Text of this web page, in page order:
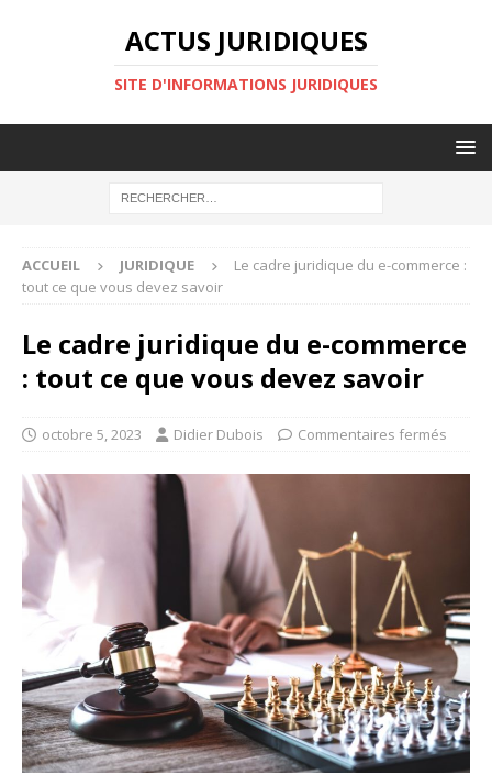
ACTUS JURIDIQUES
SITE D'INFORMATIONS JURIDIQUES
ACCUEIL JURIDIQUE
Le cadre juridique du e-commerce :
tout ce que vous devez savoir
Le cadre juridique du e-commerce
: tout ce que vous devez savoir
octobre 5, 2023 Didier Dubois Commentaires fermés